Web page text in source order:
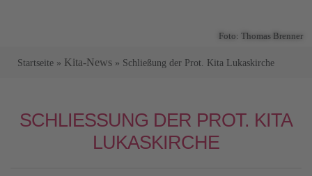
Foto: Thomas Brenner
Startseite » Kita-News » Schließung der Prot. Kita Lukaskirche
SCHLIESSUNG DER PROT. KITA L
UKASKIRCHE